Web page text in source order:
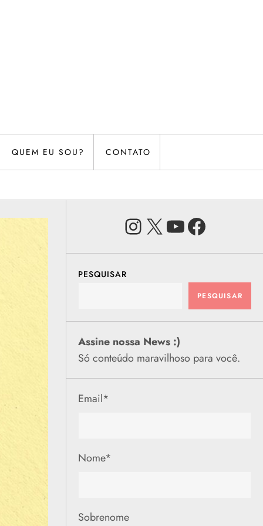
QUEM EU SOU? CONTATO
Instagram
X Youtube
PESQUISAR
PESQUISAR
Assine nossa News :)
Só conteúdo maravilhoso para você.
Email*
Nome*
Sobrenome